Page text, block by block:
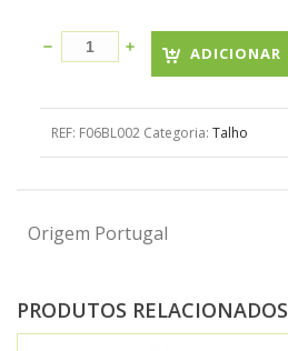
ADICIONAR
REF: F06BL002 Categoria: Talho
Origem Portugal
PRODUTOS RELACIONADOS